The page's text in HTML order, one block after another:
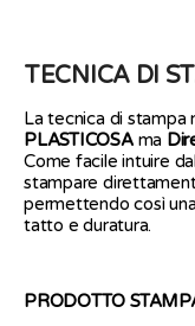
TECNICA DI
La tecnica di stampa
PLASTICOSAma
Come facile intuire
stampare
permettendo così
tatto e duratura.
PRODOTTO